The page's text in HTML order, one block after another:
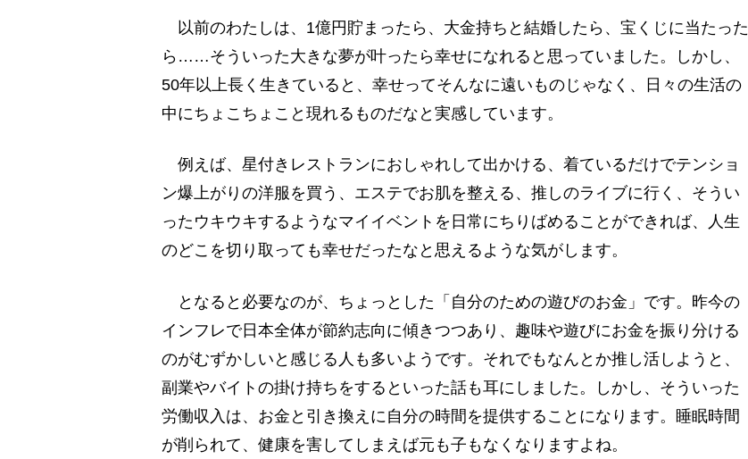
以前のわたしは、1億円貯まったら、大金持ちと結婚したら、宝くじに当たった
ら……そういった大きな夢が叶ったら幸せになれると思っていました。しかし、
50年以上長く生きていると、幸せってそんなに遠いものじゃなく、日々の生活の
中にちょこちょこと現れるものだなと実感しています。
例えば、星付きレストランにおしゃれして出かける、着ているだけでテンショ
ン爆上がりの洋服を買う、エステでお肌を整える、推しのライブに行く、そうい
ったウキウキするようなマイイベントを日常にちりばめることができれば、人生
のどこを切り取っても幸せだったなと思えるような気がします。
となると必要なのが、ちょっとした「自分のための遊びのお金」です。昨今の
インフレで日本全体が節約志向に傾きつつあり、趣味や遊びにお金を振り分ける
のがむずかしいと感じる人も多いようです。それでもなんとか推し活しようと、
副業やバイトの掛け持ちをするといった話も耳にしました。しかし、そういった
労働収入は、お金と引き換えに自分の時間を提供することになります。睡眠時間
が削られて、健康を害してしまえば元も子もなくなりますよね。